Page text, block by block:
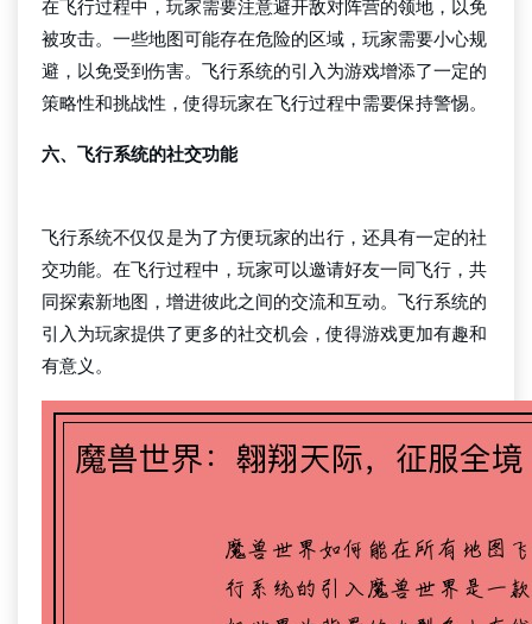
在飞行过程中，玩家需要注意避开敌对阵营的领地，以免
被攻击。一些地图可能存在危险的区域，玩家需要小心规
避，以免受到伤害。飞行系统的引入为游戏增添了一定的
策略性和挑战性，使得玩家在飞行过程中需要保持警惕。
六、飞行系统的社交功能
飞行系统不仅仅是为了方便玩家的出行，还具有一定的社
交功能。在飞行过程中，玩家可以邀请好友一同飞行，共
同探索新地图，增进彼此之间的交流和互动。飞行系统的
引入为玩家提供了更多的社交机会，使得游戏更加有趣和
有意义。